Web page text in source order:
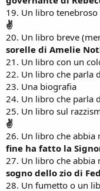
19. Un libro tenebroso
✌
20. Un libro breve
sorelle di Amelie
21. Un libro con un
22. Un libro che parla
23. Una biografia
24. Un libro che parla
25. Un libro sul
✌
26. Un libro che
fine ha fatto la
27. Un libro che
sogno dello zio di
28. Un fumetto o un